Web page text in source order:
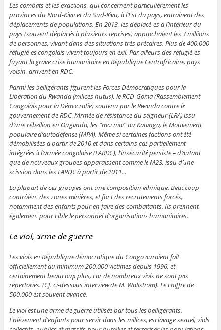
Les combats et les exactions, qui concernent particulièrement les
provinces du Nord-Kivu et du Sud-Kivu, à l’Est du pays, entrainent des
déplacements de populations. En 2013, les déplacé-es à l’intérieur du
pays (souvent déplacés à plusieurs reprises) approchaient les 3 millions
de personnes, vivant dans des situations très précaires. Plus de 400.000
réfugié-es congolais vivent toujours en exil. Par ailleurs des réfugié-es
fuyant la grave crise humanitaire en République Centrafricaine, pays
voisin, arrivent en RDC.
Parmi les belligérants figurent les Forces Démocratiques pour la
Libération du Rwanda (milices hutus), le RCD-Goma (Rassemblement
Congolais pour la Démocratie) soutenu par le Rwanda contre le
gouvernement de RDC, l’Armée de résistance du seigneur (LRA) issu
d’une rébellion en Ouganda, les “maï maï” au Katanga, le Mouvement
populaire d’autodéfense (MPA). Même si certaines factions ont été
démobilisées à partir de 2010 et dans certains cas partiellement
intégrées à l’armée congolaise (FARDC), l’insécurité persiste – d’autant
que de nouveaux groupes apparaissent comme le M23, issu d’une
scission dans les FARDC à partir de 2011…
La plupart de ces groupes ont une composition ethnique. Beaucoup
contrôlent des zones minières, et font des recrutements forcés,
notamment des enfants pour en faire des combattants. Ils prennent
également pour cible le personnel d’organisations humanitaires.
Le viol, arme de guerre
Les viols en République démocratique du Congo auraient fait
officiellement au minimum 200.000 victimes depuis 1996, et
certainement beaucoup plus, car de nombreux viols ne sont pas
répertoriés. (Cf. ci-dessous interview de M. Wallström). Le chiffre de
500.000 est souvent avancé.
Le viol est une arme de guerre utilisée par tous les belligérants.
Enlèvement d’enfants pour servir dans les milices, esclavage sexuel, viols